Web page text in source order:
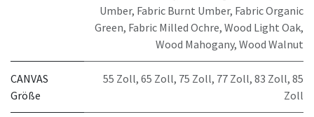
Umber, Fabric Burnt Umber, Fabric Organic
Green, Fabric Milled Ochre, Wood Light Oak,
Wood Mahogany, Wood Walnut
CANVAS
Größe
55 Zoll, 65 Zoll, 75 Zoll, 77 Zoll, 83 Zoll, 85
Zoll